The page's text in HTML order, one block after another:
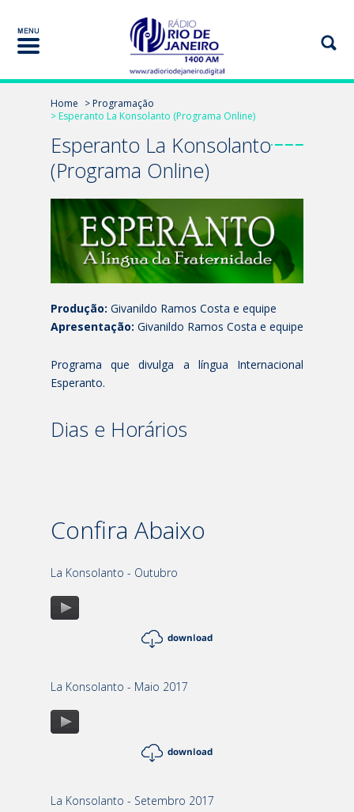
Home > Programação
> Esperanto La Konsolanto (Programa Online)
Esperanto La Konsolanto
(Programa Online)
Produção: Givanildo Ramos Costa e equipe
Apresentação: Givanildo Ramos Costa e equipe
Programa que divulga a língua Internacional
Esperanto.
Dias e Horários
Confira Abaixo
La Konsolanto - Outubro
La Konsolanto - Maio 2017
La Konsolanto - Setembro 2017